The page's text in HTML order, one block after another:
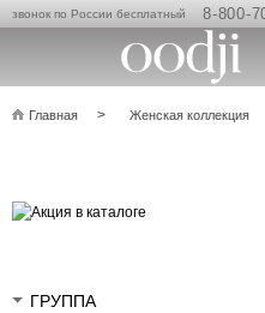
звонок по России бесплатный 8-800-
Главная Женская коллекция
ГРУППА